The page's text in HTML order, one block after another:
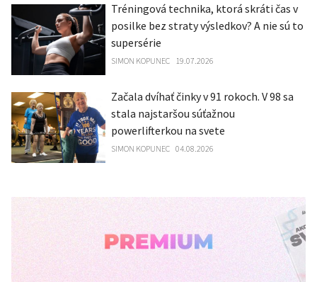
Tréningová technika, ktorá skráti čas v
posilke bez straty výsledkov? A nie sú to
supersérie
SIMON KOPUNEC 19.07.2026
Začala dvíhať činky v 91 rokoch. V 98 sa
stala najstaršou súťažnou
powerlifterkou na svete
SIMON KOPUNEC 04.08.2026